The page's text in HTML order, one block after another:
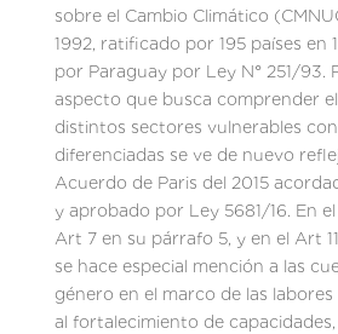
sobre el Cambio Climático
1992, ratificado por 195 países en
por Paraguay por Ley N° 251/93.
aspecto que busca comprender
distintos sectores vulnerables
diferenciadas se ve de nuevo
Acuerdo de Paris del 2015
y aprobado por Ley 5681/16. En
Art 7 en su párrafo 5, y en el Art
se hace especial mención a las
género en el marco de las
al fortalecimiento de